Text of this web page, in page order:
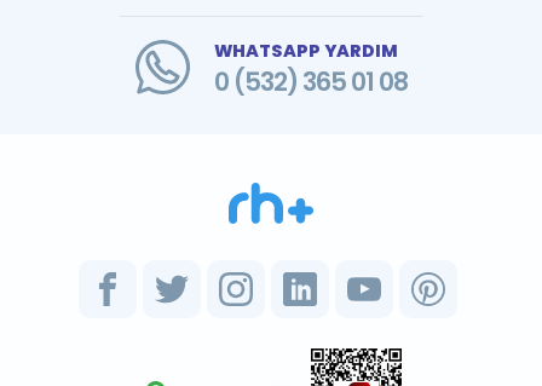
WHATSAPP YARDIM
0 (532) 365 01 08